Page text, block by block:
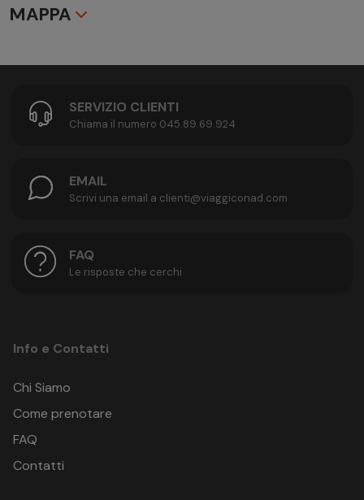
di tasse o supplementi non commissionabili. Si applicano i
MAPPA
SERVIZIO CLIENTI
Chiama il numero 045.89.69.924
EMAIL
Scrivi una email a clienti@viaggiconad.com
FAQ
Le risposte che cerchi
Info e Contatti
Chi Siamo
Come prenotare
FAQ
Contatti